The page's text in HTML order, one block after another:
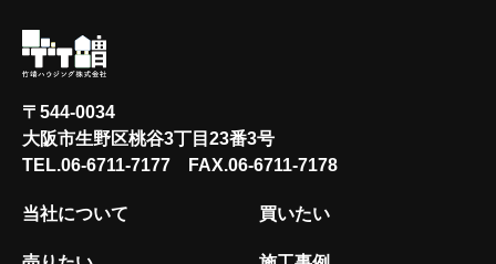
〒544-0034
大阪市生野区桃谷3丁目23番3号
TEL.06-6711-7177 FAX.06-6711-7178
当社について 買いたい